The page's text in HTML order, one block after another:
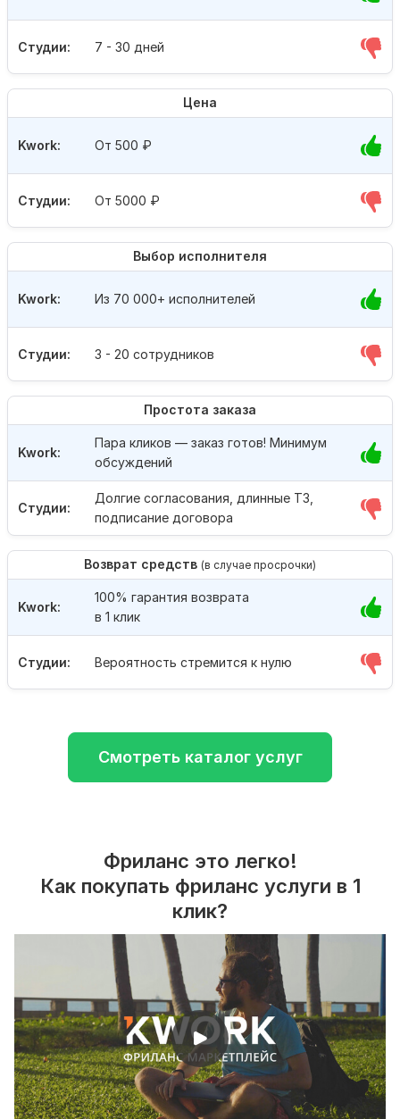
Студии: 7 - 30 дней
Цена
Студии: От 5000 ₽
Kwork: От 500 ₽
Выбор исполнителя
Студии: 3 - 20 сотрудников
Kwork: Из 70 000+ исполнителей
Простота заказа
Студии:
Долгие согласования, длинные ТЗ,
подписание договора
Kwork:
Пара кликов — заказ готов! Минимум
обсуждений
Возврат средств (в случае просрочки)
Студии: Вероятность стремится к нулю
Kwork:
100% гарантия возврата
в 1 клик
Смотреть каталог услуг
Фриланс это легко!
Как покупать фриланс услуги в 1
клик?